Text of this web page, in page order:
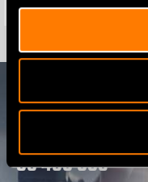
Lisää ostoskoriin
Ota yhteyttä
08 460 085